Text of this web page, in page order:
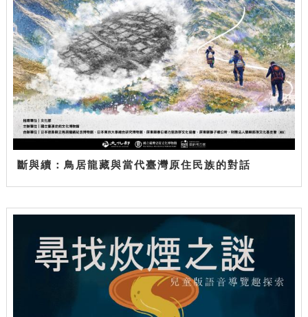
斷與續：鳥居龍藏與當代臺灣原住民族的對話